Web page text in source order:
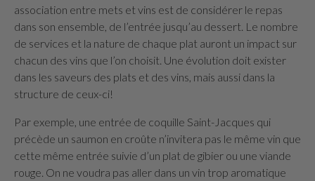
association entre mets et vins est de considérer le repas
dans son ensemble, de l’entrée jusqu’au dessert. Le nombre
de services et la nature de chaque plat auront un impact sur
chacun des vins que l’on choisit. Une évolution doit exister
dans les saveurs des plats et des vins, mais aussi dans la
structure de ceux-ci!
Par exemple, une entrée de coquille Saint-Jacques qui
précède un saumon en croûte n’invitera pas le même vin que
cette même entrée suivie d’un plat de gibier ou une viande
rouge. On ne voudra pas aller dans un vin trop aromatique